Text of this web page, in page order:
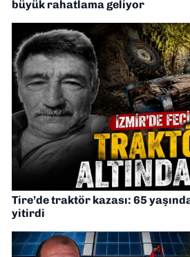
büyük rahatlama geliyor
Tire’de traktör kazası: 65
yitirdi